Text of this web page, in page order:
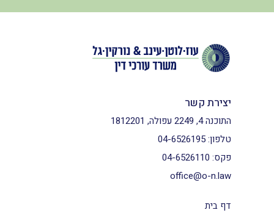
דף בית
יצירת קשר
התוכנה 4, 2249 עפולה, 1812201
טלפון:04-6526195
פקס: 04-6526110
office@o-n.law